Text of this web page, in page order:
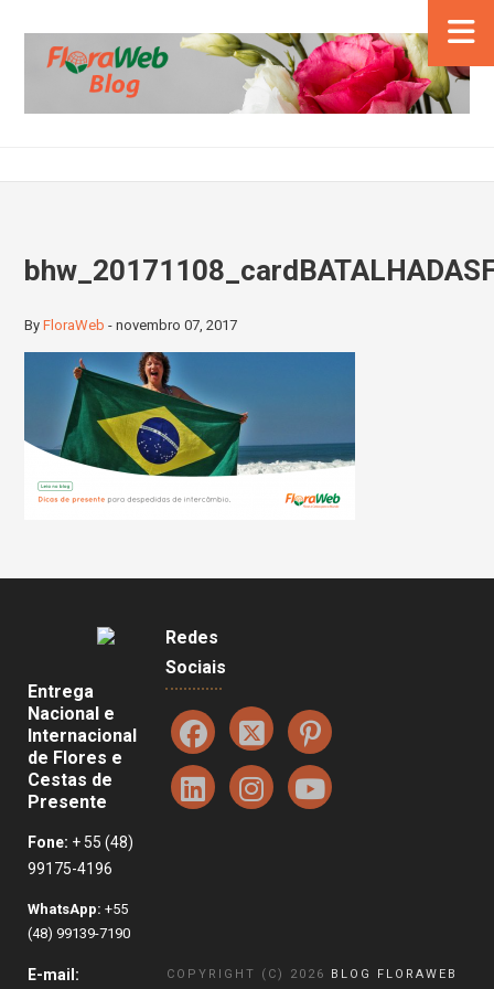
ByFloraWeb -novembro 07, 2017
Entrega
Nacional e
Internacional
de Flores e
Cestas de
Presente
Fone: + 55 (48)
99175-4196
WhatsApp: +55
(48) 99139-7190
E-mail:
Redes
Sociais
COPYRIGHT (C) 2026 BLOG FLORAWEB